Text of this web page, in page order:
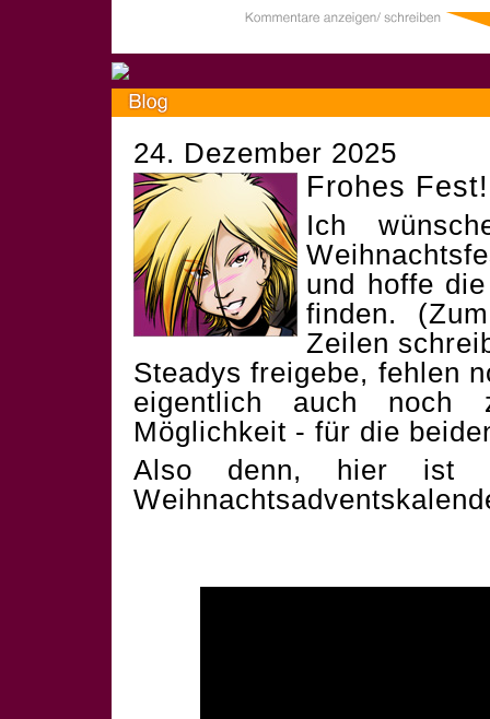
24. Dezember 2025
Frohes Fest!
Ich
und hoffe
finden.
Zeilen
Steadys freigebe, fehlen
eigentlich auch noch
Möglichkeit - für die
Also denn, hier ist